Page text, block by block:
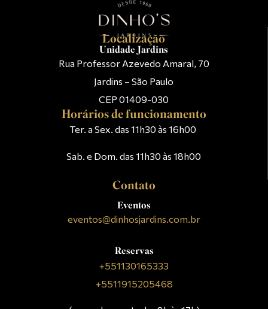
Localização
Unidade Jardins
Rua Professor Azevedo Amaral, 70
Jardins – São Paulo
CEP 01409-030
Horários de funcionamento
Ter. a Sex. das 11h30 às 16h00
Sab. e Dom. das 11h30 às 18h00
Contato
Eventos
eventos@dinhosjardins.com.br
Reservas
+551130165333
+5511915205468